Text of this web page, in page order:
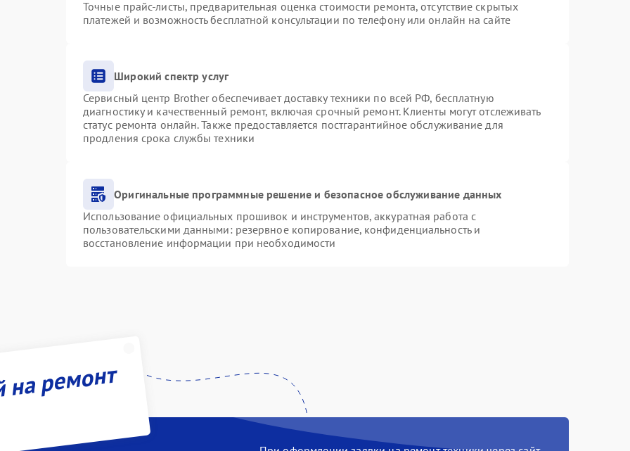
Точные прайс-листы, предварительная оценка стоимости ремонта, отсутствие скрытых
платежей и возможность бесплатной консультации по телефону или онлайн на сайте
Широкий спектр услуг
Сервисный центр Brother обеспечивает доставку техники по всей РФ, бесплатную
диагностику и качественный ремонт, включая срочный ремонт. Клиенты могут отслеживать
статус ремонта онлайн. Также предоставляется постгарантийное обслуживание для
продления срока службы техники
Оригинальные программные решение и безопасное обслуживание данных
Использование официальных прошивок и инструментов, аккуратная работа с
пользовательскими данными: резервное копирование, конфиденциальность и
восстановление информации при необходимости
ремонт